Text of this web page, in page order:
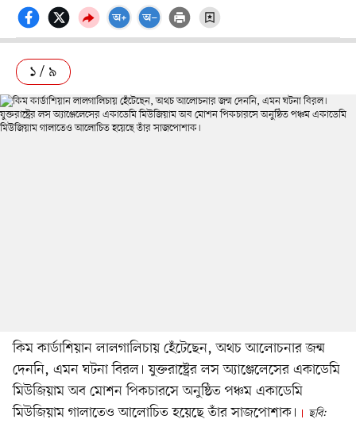
১ / ৯
কিম কার্ডাশিয়ান লালগালিচায় হেঁটেছেন, অথচ আলোচনার জন্ম
দেননি, এমন ঘটনা বিরল। যুক্তরাষ্ট্রের লস অ্যাঞ্জেলেসের একাডেমি
মিউজিয়াম অব মোশন পিকচারসে অনুষ্ঠিত পঞ্চম একাডেমি
মিউজিয়াম গালাতেও আলোচিত হয়েছে তাঁর সাজপোশাক।
ছবি: